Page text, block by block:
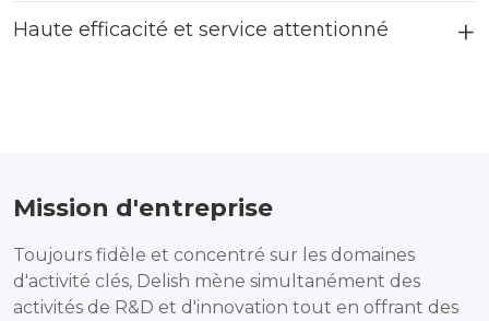
Haute efficacité et service attentionné
Mission d'entreprise
Toujours fidèle et concentré sur les domaines
d'activité clés, Delish mène simultanément des
activités de R&D et d'innovation tout en offrant des